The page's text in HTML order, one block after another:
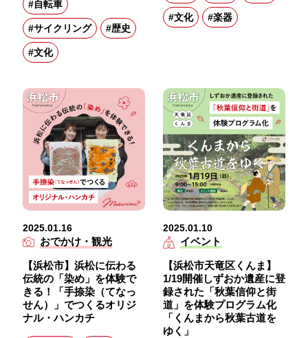
#自転車
#サイクリング #歴史
#文化
#文化 #楽器
2025.01.16
おでかけ・観光
【浜松市】浜松に伝わる
伝統の「染め」を体験で
きる！「手捺染（てなっ
せん）」でつくるオリジ
ナル・ハンカチ
2025.01.10
イベント
【浜松市天竜区くんま】
1/19開催しずおか遺産に登
録された「秋葉信仰と街
道」を体験プログラム化
「くんまから秋葉古道を
ゆく」